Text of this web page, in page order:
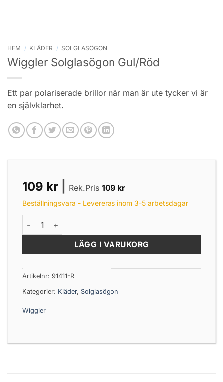
HEM / KLÄDER / SOLGLASÖGON
Wiggler Solglasögon Gul/Röd
Ett par polariserade brillor när man är ute tycker vi är
en självklarhet.
109 kr Rek.Pris 109 kr
Beställningsvara - Levereras inom 3-5 arbetsdagar
Wiggler Solglasögon Gul/Röd mängd
LÄGG I VARUKORG
Artikelnr: 91411-R
Kategorier: Kläder, Solglasögon
Wiggler